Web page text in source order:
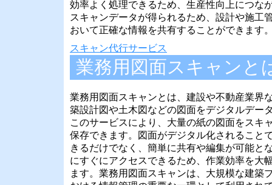
効率よく処理できるため、生産性向上につな
スキャンデータが得られるため、設計や施工
おいて正確な情報を共有することができます
スキャン代行サービス
業務用図面スキャンと
業務用図面スキャンとは、建設や不動産業界
築設計図や土木図などの図面をデジタルデー
このサービスにより、大量の紙の図面をスキ
保存できます。図面がデジタル化されること
きるだけでなく、簡単に共有や編集が可能と
にすぐにアクセスできるため、作業効率を大
ます。業務用図面スキャンは、大規模な建築